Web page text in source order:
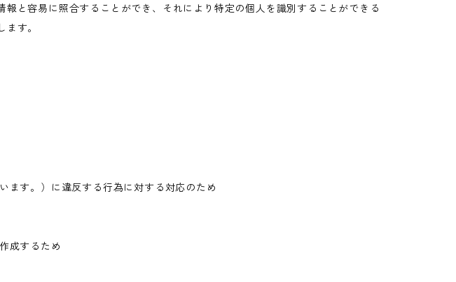
と容易に照合することができ、それにより特定の個人を識別することができる
す。
ます。）に違反する行為に対する対応のため
成するため